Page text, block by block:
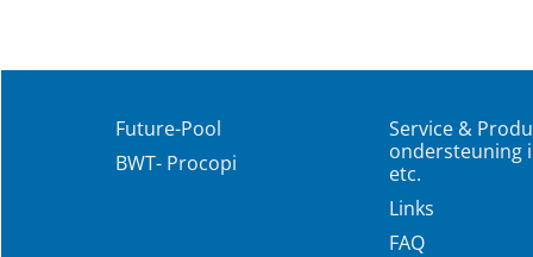
Future-Pool
BWT- Procopi
Service &
ondersteuning
etc.
Links
FAQ